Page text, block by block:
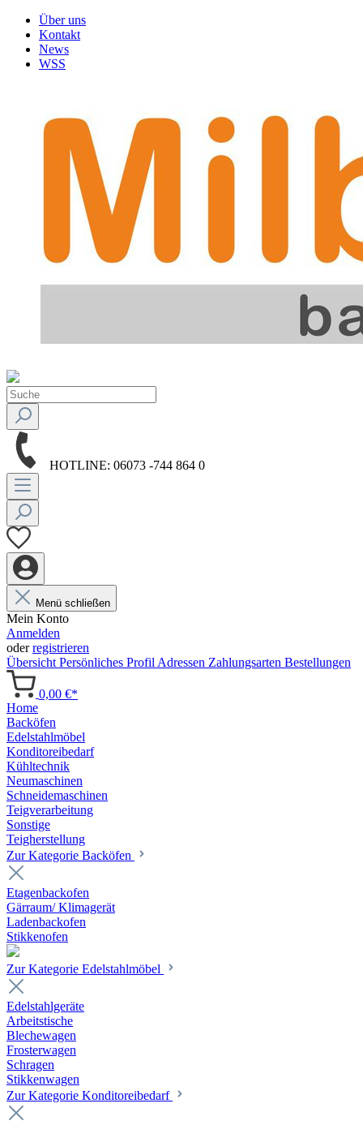
Über uns
Kontakt
News
WSS
HOTLINE: 06073 -744 864 0
Menü schließen
Mein Konto
Anmelden
oderregistrieren
Übersicht Persönliches Profil Adressen Zahlungsarten Bestellungen
0,00 €*
Home
Backöfen
Edelstahlmöbel
Konditoreibedarf
Kühltechnik
Neumaschinen
Schneidemaschinen
Teigverarbeitung
Sonstige
Teigherstellung
Zur Kategorie Backöfen
Etagenbackofen
Gärraum/ Klimagerät
Ladenbackofen
Stikkenofen
Zur Kategorie Edelstahlmöbel
Edelstahlgeräte
Arbeitstische
Blechewagen
Frosterwagen
Schragen
Stikkenwagen
Zur Kategorie Konditoreibedarf